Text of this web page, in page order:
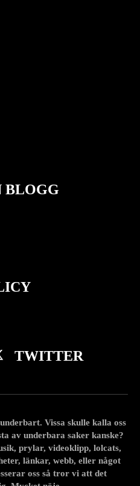
BLOGG
TWITTER
Vissa skulle kalla oss
av underbara saker kanske?
prylar, videoklipp, lolcats,
länkar, webb, eller något
oss så tror vi att det